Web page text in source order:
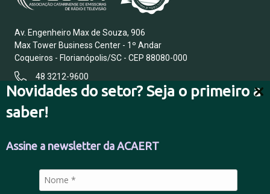
Novidades do setor? Seja o primeiro a
saber!
Assine a newsletter da ACAERT
Av. Engenheiro Max de Souza, 906
Max Tower Business Center - 1º Andar
Coqueiros - Florianópolis/SC - CEP 88080-000
48 3212-9600
FALE CONOSCO
POLÍTICA DE PRIVACIDADE